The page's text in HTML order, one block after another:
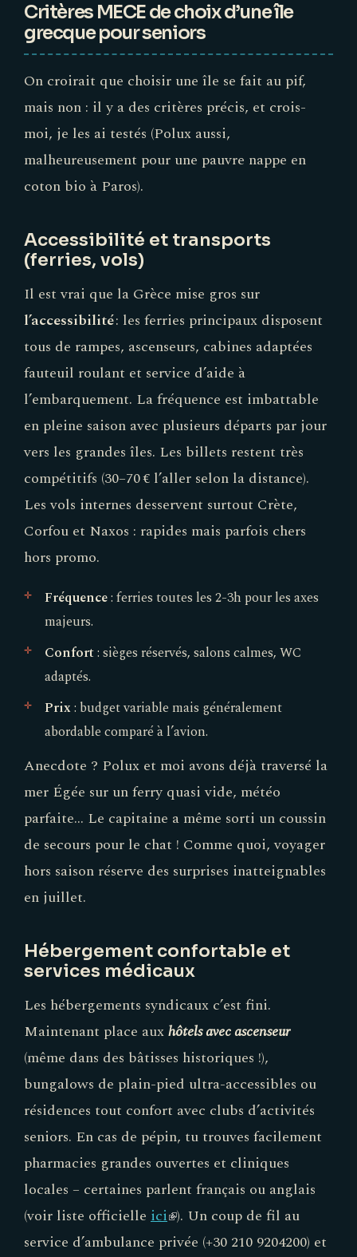
Critères MECE de choix d’une île
grecque pour seniors
On croirait que choisir une île se fait au pif,
mais non : il y a des critères précis, et crois-
moi, je les ai testés (Polux aussi,
malheureusement pour une pauvre nappe en
coton bio à Paros).
Accessibilité et transports
(ferries, vols)
Il est vrai que la Grèce mise gros sur
l’accessibilité: les ferries principaux disposent
tous de rampes, ascenseurs, cabines adaptées
fauteuil roulant et service d’aide à
l’embarquement. La fréquence est imbattable
en pleine saison avec plusieurs départs par jour
vers les grandes îles. Les billets restent très
compétitifs (30–70 € l’aller selon la distance).
Les vols internes desservent surtout Crète,
Corfou et Naxos : rapides mais parfois chers
hors promo.
Fréquence: ferries toutes les 2-3h pour les axes
majeurs.
Confort: sièges réservés, salons calmes, WC
adaptés.
Prix: budget variable mais généralement
abordable comparé à l’avion.
Anecdote ? Polux et moi avons déjà traversé la
mer Égée sur un ferry quasi vide, météo
parfaite… Le capitaine a même sorti un coussin
de secours pour le chat ! Comme quoi, voyager
hors saison réserve des surprises inatteignables
en juillet.
Hébergement confortable et
services médicaux
Les hébergements syndicaux c’est fini.
Maintenant place auxhôtels avec ascenseur
(même dans des bâtisses historiques !),
bungalows de plain-pied ultra-accessibles ou
résidences tout confort avec clubs d’activités
seniors. En cas de pépin, tu trouves facilement
pharmacies grandes ouvertes et cliniques
locales – certaines parlent français ou anglais
(voir liste officielle ici(link
is
). Un coup de fil au
service d’ambulance privée (+30 210 9204200) et